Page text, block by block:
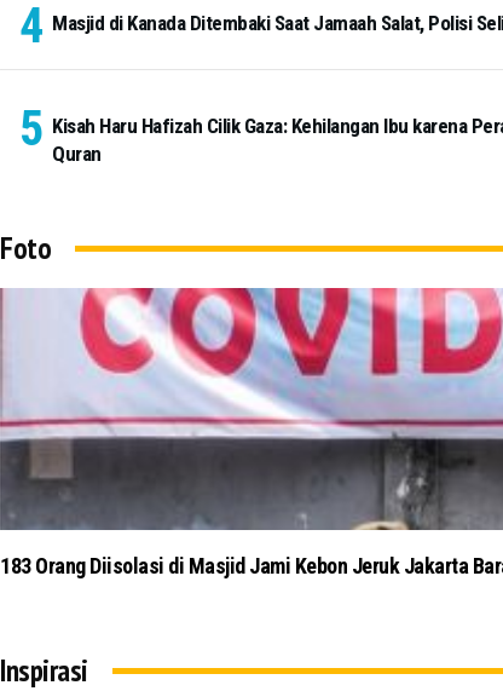
Masjid di Kanada Ditembaki Saat Jamaah Salat, Polisi
Kisah Haru Hafizah Cilik Gaza: Kehilangan Ibu karena
Quran
Foto
183 Orang Diisolasi di Masjid Jami Kebon Jeruk Jakarta
Inspirasi